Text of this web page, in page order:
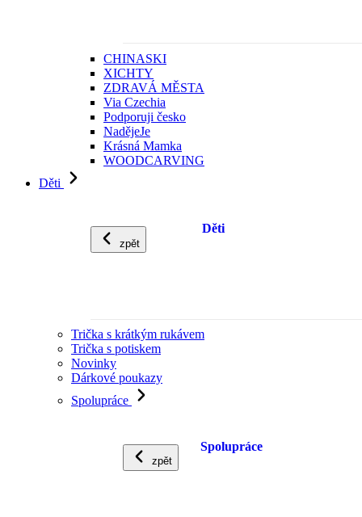
CHINASKI
XICHTY
ZDRAVÁ MĚSTA
Via Czechia
Podporuji česko
NadějeJe
Krásná Mamka
WOODCARVING
Děti
zpět
Děti
Trička s krátkým rukávem
Trička s potiskem
Novinky
Dárkové poukazy
Spolupráce
zpět
Spolupráce